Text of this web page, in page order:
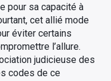
pour sa capacité à
cet allié mode
éviter certains
l’allure.
judicieuse des
codes de ce